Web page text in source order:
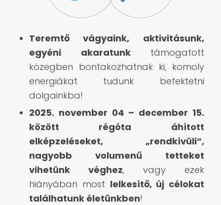
Teremtő vágyaink, aktivitásunk,
egyéni akaratunk támogatott
közegben bontakozhatnak ki, komoly
energiákat tudunk befektetni
dolgainkba!
2025. november 04 – december 15.
között régóta áhított
elképzeléseket, „rendkívüli”,
nagyobb volumenű tetteket
vihetünk véghez, vagy ezek
hiányában most lelkesítő, új célokat
találhatunk életünkben!